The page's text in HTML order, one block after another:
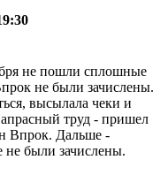
не пошли сплошные
не были зачислены.
высылала чеки и
труд - пришел
Впрок. Дальше -
были зачислены.